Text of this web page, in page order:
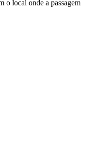
o local onde a passagem